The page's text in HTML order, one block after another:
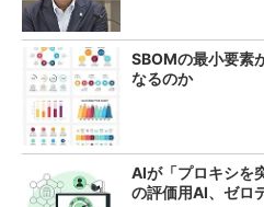
SBOMの最小要素
なるのか
AIが「プロキシ
の評価用AI、ゼロ